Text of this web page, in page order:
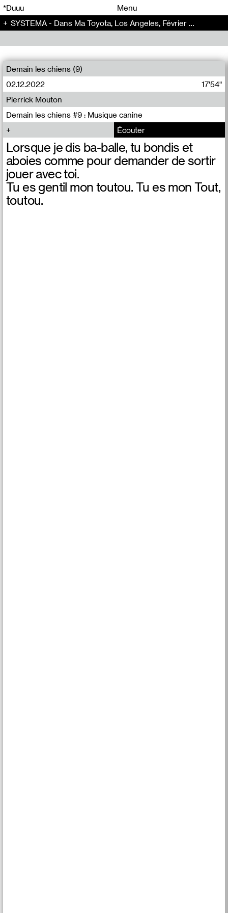
*Duuu
Menu
SYSTEMA - Dans Ma Toyota, Los Angeles, Février 2019 (Trump) - Systema (2)
Demain les chiens (9)
02.12.2022
17'54"
Demain les chiens #9 : Musique canine
Pierrick Mouton
Écouter
Lorsque je dis ba-balle, tu bondis et
aboies comme pour demander de sortir
jouer avec toi.
Tu es gentil mon toutou. Tu es mon Tout,
toutou.
00 00
00 00